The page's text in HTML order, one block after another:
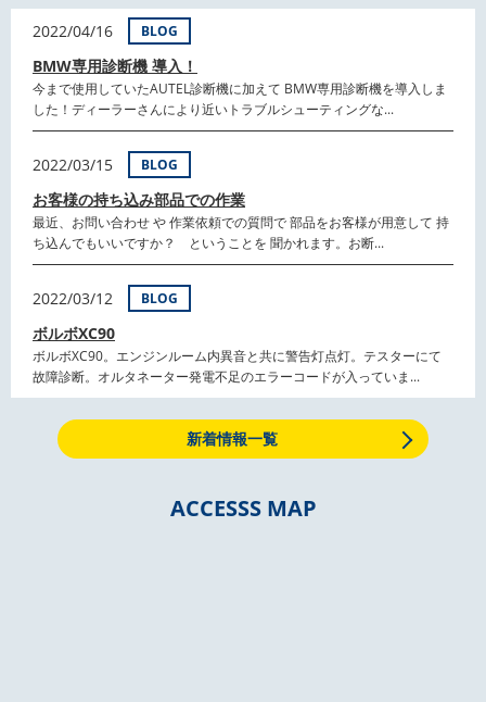
2022/04/16 BLOG
BMW専用診断機 導入！
今まで使用していたAUTEL診断機に加えて BMW専用診断機を導入しま
した！ディーラーさんにより近いトラブルシューティングな...
2022/03/15 BLOG
お客様の持ち込み部品での作業
最近、お問い合わせ や 作業依頼での質問で 部品をお客様が用意して 持
ち込んでもいいですか？ ということを 聞かれます。お断...
2022/03/12 BLOG
ボルボXC90
ボルボXC90。エンジンルーム内異音と共に警告灯点灯。テスターにて
故障診断。オルタネーター発電不足のエラーコードが入っていま...
新着情報一覧
ACCESSS MAP